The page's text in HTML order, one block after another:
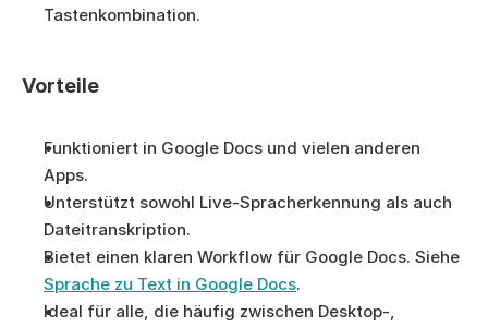
Tastenkombination.
Vorteile
Funktioniert in Google Docs und vielen anderen
Apps.
Unterstützt sowohl Live-Spracherkennung als auch
Dateitranskription.
Sprache zu Text in Google Docs.
Ideal für alle, die häufig zwischen Desktop-,